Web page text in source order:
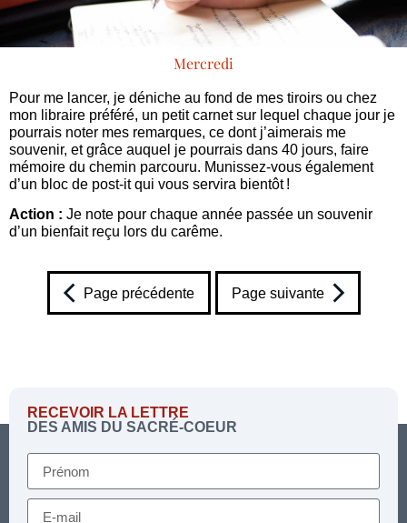
Mercredi
Pour me lancer, je déniche au fond de mes tiroirs ou chez
mon libraire préféré, un petit carnet sur lequel chaque jour je
pourrais noter mes remarques, ce dont j’aimerais me
souvenir, et grâce auquel je pourrais dans 40 jours, faire
mémoire du chemin parcouru. Munissez-vous également
d’un bloc de post-it qui vous servira bientôt !
Action : Je note pour chaque année passée un souvenir
d’un bienfait reçu lors du carême.
Page précédente Page suivante
RECEVOIR LA LETTRE
DES AMIS DU SACRÉ-COEUR